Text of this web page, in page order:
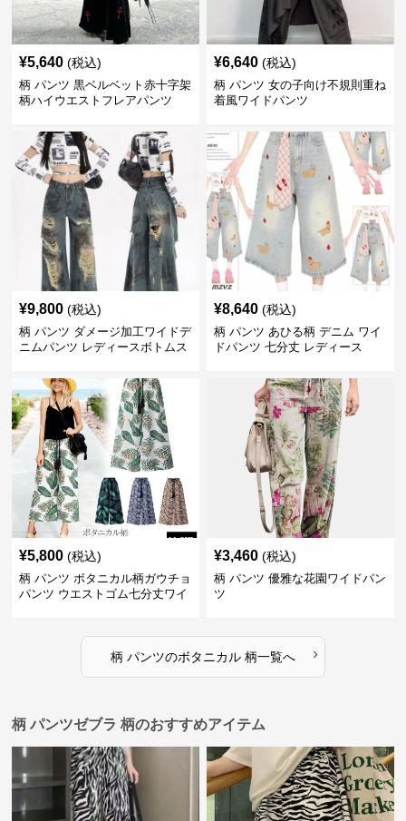
¥5,640 (税込)
柄 パンツ 黒ベルベット赤十字架
柄ハイウエストフレアパンツ
¥6,640 (税込)
柄 パンツ 女の子向け不規則重ね
着風ワイドパンツ
¥9,800 (税込)
柄 パンツ ダメージ加工ワイドデ
ニムパンツ レディースボトムス
¥8,640 (税込)
柄 パンツ あひる柄 デニム ワイ
ドパンツ 七分丈 レディース
¥5,800 (税込)
柄 パンツ ボタニカル柄ガウチョ
パンツ ウエストゴム七分丈ワイ
¥3,460 (税込)
柄 パンツ 優雅な花園ワイドパン
ツ
柄 パンツのボタニカル 柄一覧へ ›
柄 パンツゼブラ 柄のおすすめアイテム